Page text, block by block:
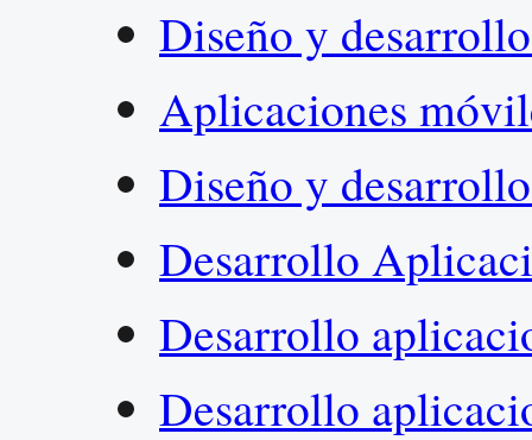
Diseño y
Aplicaciones
Diseño y
Desarrollo
Desarrollo
Desarrollo